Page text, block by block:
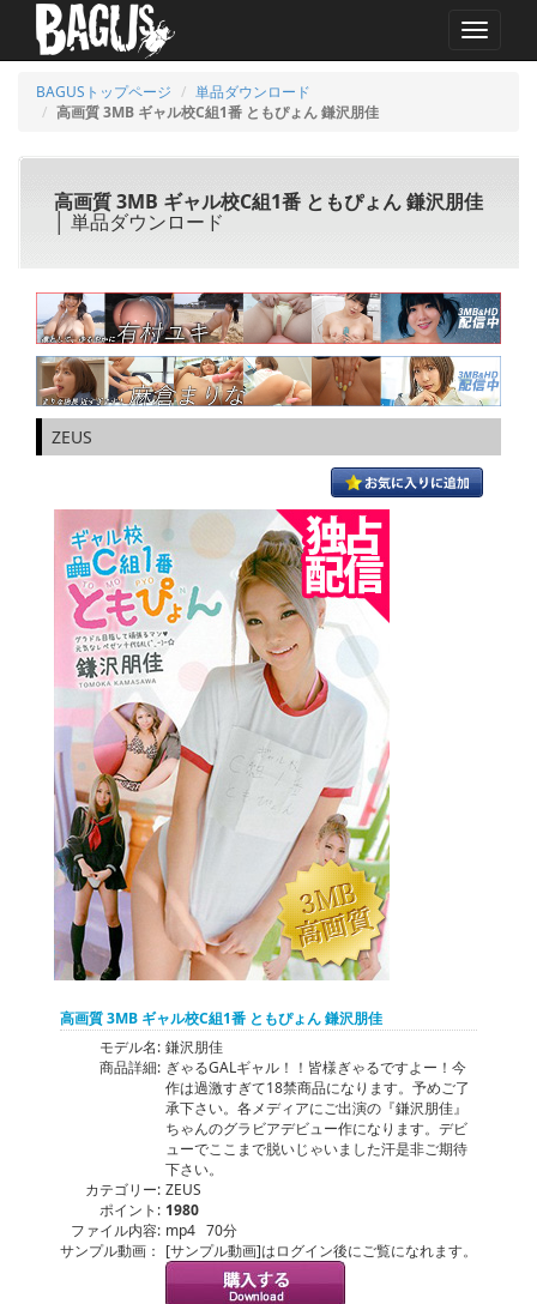
MENU
BAGUSトップページ
単品ダウンロード
高画質 3MB ギャル校C組1番 ともぴょん 鎌沢朋佳
高画質 3MB ギャル校C組1番 ともぴょん 鎌沢朋佳
│ 単品ダウンロード
ZEUS
高画質 3MB ギャル校C組1番 ともぴょん 鎌沢朋佳
モデル名: 鎌沢朋佳
商品詳細: ぎゃるGALギャル！！皆様ぎゃるですよー！今
作は過激すぎて18禁商品になります。予めご了
承下さい。各メディアにご出演の『鎌沢朋佳』
ちゃんのグラビアデビュー作になります。デビ
ューでここまで脱いじゃいました汗是非ご期待
下さい。
カテゴリー: ZEUS
ポイント: 1980
ファイル内容: mp4 70分
サンプル動画： [サンプル動画]はログイン後にご覧になれます。